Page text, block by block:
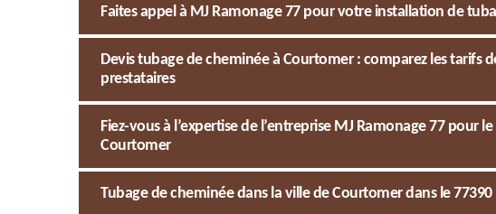
Faites appel à MJ Ramonage 77 pour votre installation de
Devis tubage de cheminée à Courtomer : comparez les tarifs
prestataires
Fiez-vous à l’expertise de l’entreprise MJ Ramonage 77 pour
Courtomer
Tubage de cheminée dans la ville de Courtomer dans le